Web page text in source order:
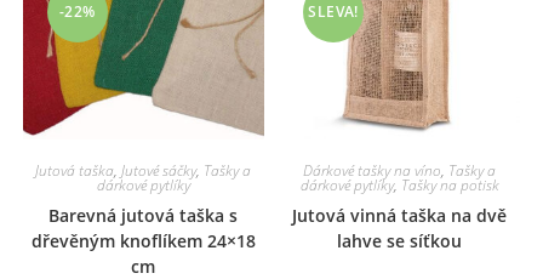
-22%
Jutová taška,Jutové sáčky, Tašky a
dárkové pytlíky
Barevná jutová taška s
dřevěným knoflíkem 24×18
cm
SLEVA!
Dárkové tašky na víno, Tašky a
dárkové pytlíky, Tašky na potisk
Jutová vinná taška na dvě
lahve se síťkou